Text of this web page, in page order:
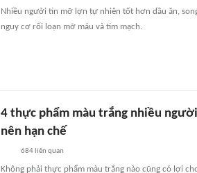
Nhiều người tin mỡ lợn tự nhiên tốt hơn dầu ăn,
nguy cơ rối loạn mỡ máu và tim mạch.
4 thực phẩm màu trắng nhiều
nên hạn chế
684 liên quan
Không phải thực phẩm màu trắng nào cũng có lợi